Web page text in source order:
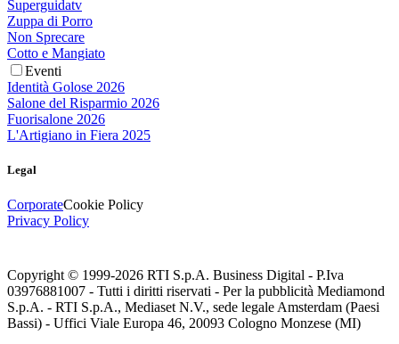
Superguidatv
Zuppa di Porro
Non Sprecare
Cotto e Mangiato
Eventi
Identità Golose 2026
Salone del Risparmio 2026
Fuorisalone 2026
L'Artigiano in Fiera 2025
Legal
CorporateCookie Policy
Privacy Policy
Copyright © 1999-2026 RTI S.p.A. Business Digital - P.Iva
03976881007 - Tutti i diritti riservati - Per la pubblicità Mediamond
S.p.A. - RTI S.p.A., Mediaset N.V., sede legale Amsterdam (Paesi
Bassi) - Uffici Viale Europa 46, 20093 Cologno Monzese (MI)